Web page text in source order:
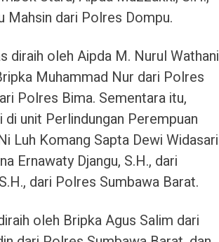
Mahsin dari Polres Dompu.
diraih oleh Aipda M. Nurul Wathani
Muhammad Nur dari Polres
Polres Bima. Sementara itu,
unit Perlindungan Perempuan
Luh Komang Sapta Dewi Widasari
Ernawaty Djangu, S.H., dari
dari Polres Sumbawa Barat.
oleh Bripka Agus Salim dari